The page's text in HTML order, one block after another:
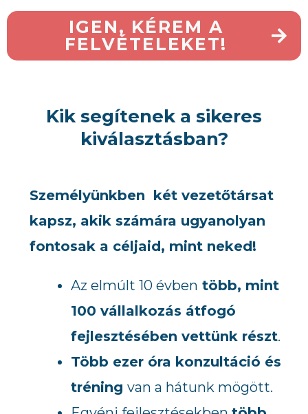
IGEN, KÉREM A
FELVÉTELEKET!
Kik segítenek a sikeres
kiválasztásban?
Személyünkben két vezetőtársat
kapsz, akik számára ugyanolyan
fontosak a céljaid, mint neked!
Az elmúlt 10 évben több, mint
100 vállalkozás átfogó
fejlesztésében vettünk részt.
Több ezer óra konzultáció és
tréning van a hátunk mögött.